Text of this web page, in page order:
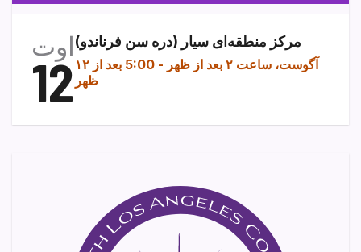
اوت
12
مرکز منطقه‌ای سیار (دره سن فرناندو)
۱۲ آگوست، ساعت ۲ بعد از ظهر -
5:00 بعد از
ظهر